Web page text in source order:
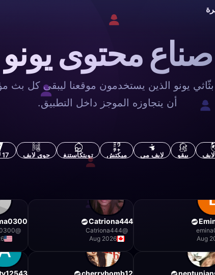
صناع محتوى يونو
يونو الذين يستخدمون موقعنا ليبقى كل بث
أن يتجاوزه الموجز داخل التطبيق.
لايف بيقو لايف مي ميكتش تويتكاستنغ جوي لايف 17 لايف
Aug
Catriona444
@
Catriona444
Aug 2026
@